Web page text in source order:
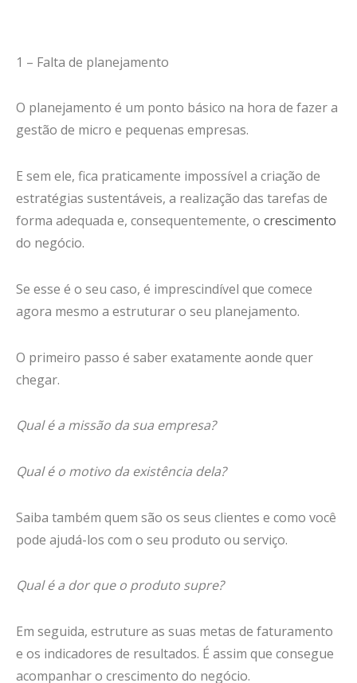
1 – Falta de planejamento
O planejamento é um ponto básico na hora de fazer a
gestão de micro e pequenas empresas.
E sem ele, fica praticamente impossível a criação de
estratégias sustentáveis, a realização das tarefas de
forma adequada e, consequentemente, o crescimento
do negócio.
Se esse é o seu caso, é imprescindível que comece
agora mesmo a estruturar o seu planejamento.
O primeiro passo é saber exatamente aonde quer
chegar.
Qual é a missão da sua empresa?
Qual é o motivo da existência dela?
Saiba também quem são os seus clientes e como você
pode ajudá-los com o seu produto ou serviço.
Qual é a dor que o produto supre?
Em seguida, estruture as suas metas de faturamento
e os indicadores de resultados. É assim que consegue
acompanhar o crescimento do negócio.